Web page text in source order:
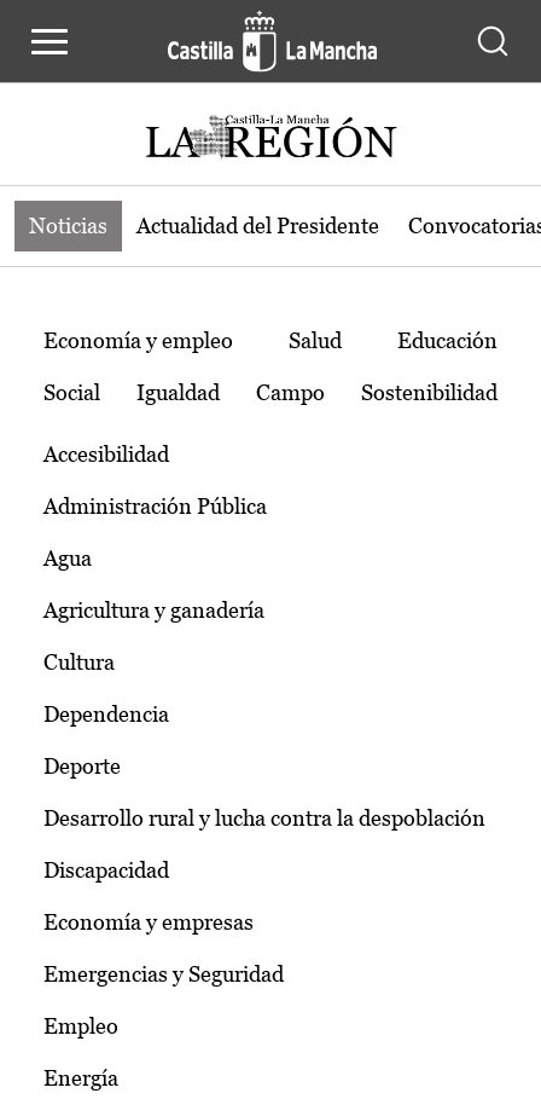
Noticias de la región de Castilla-La
Noticias Actualidad del Presidente
Temas
Economía y empleo Salud Educación
Social Igualdad Campo Sostenibilidad
Accesibilidad
Administración Pública
Agua
Agricultura y ganadería
Cultura
Dependencia
Deporte
Desarrollo rural y lucha contra la despoblación
Discapacidad
Economía y empresas
Emergencias y Seguridad
Empleo
Energía